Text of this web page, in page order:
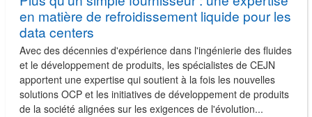
en matière de refroidissement liquide pour les
data centers
Avec des décennies d'expérience dans l'ingénierie des fluides
et le développement de produits, les spécialistes de CEJN
apportent une expertise qui soutient à la fois les nouvelles
solutions OCP et les initiatives de développement de produits
de la société alignées sur les exigences de l'évolution...